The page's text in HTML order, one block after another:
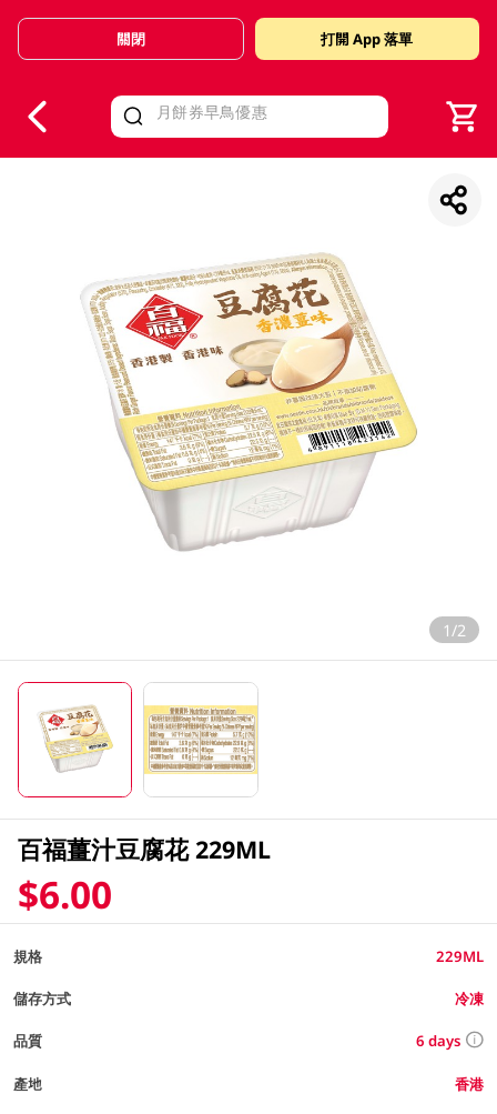
Valid Until 30 June 2026
關閉 打開 App 落單
1/2
百福薑汁豆腐花 229ML
$6.00
規格 229ML
儲存方式 冷凍
品質 6 days
產地 香港